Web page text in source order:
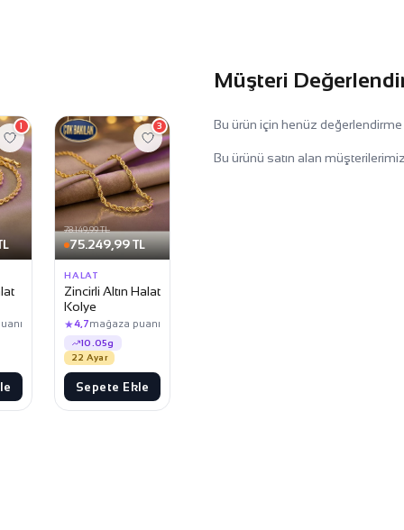
1
78.149,99 TL
75.249,99 TL
3
HALAT
Zincirli Altın Halat
Kolye
★4,7mağaza puanı
10.05g
22 Ayar
Sepete Ekle
Müşteri
Bu ürün için henüz değerlendirme
Bu ürünü satın alan